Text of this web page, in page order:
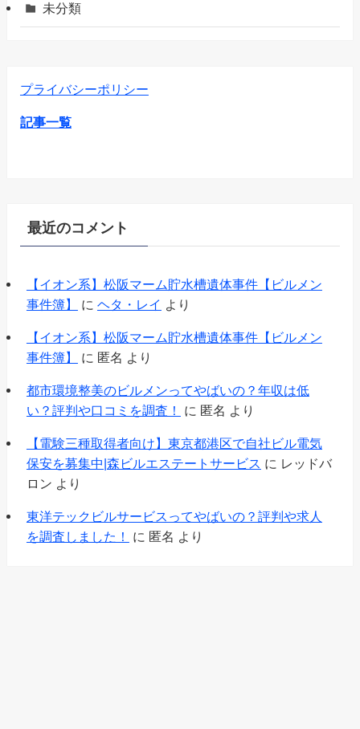
未分類
プライバシーポリシー
記事一覧
最近のコメント
【イオン系】松阪マーム貯水槽遺体事件【ビルメン
事件簿】
に ヘタ・レイ より
【イオン系】松阪マーム貯水槽遺体事件【ビルメン
事件簿】
に 匿名 より
都市環境整美のビルメンってやばいの？年収は低
い？評判や口コミを調査！
に 匿名 より
【電験三種取得者向け】東京都港区で自社ビル電気
保安を募集中|森ビルエステートサービス に レッドバ
ロン より
東洋テックビルサービスってやばいの？評判や求人
を調査しました！
に 匿名 より